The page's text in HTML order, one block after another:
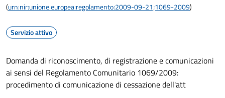
(urn:nir:unione.europea:regolamento:2009-09-21;1069-2009)
Servizio attivo
Domanda di riconoscimento, di registrazione e comunicazioni
ai sensi del Regolamento Comunitario 1069/2009:
procedimento di comunicazione di cessazione dell'att